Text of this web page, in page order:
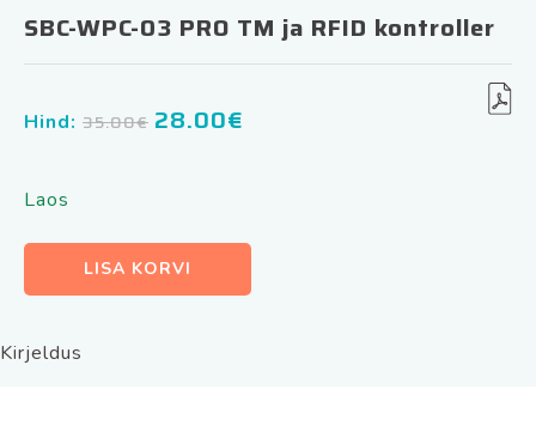
SBC-WPC-03 PRO TM ja RFID kontroller
Hind: 35.00€ Algne
28.00€
Laos
SBC-
WPC-
PRO
TM
LISA KORVI
Kirjeldus